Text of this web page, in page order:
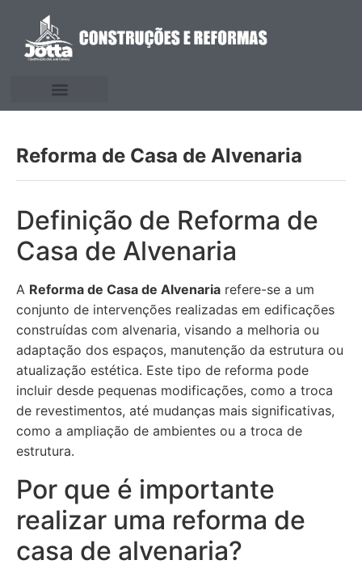
Reforma de Casa de Alvenaria
Definição de Reforma de
Casa de Alvenaria
A Reforma de Casa de Alvenaria refere-se a um
conjunto de intervenções realizadas em edificações
construídas com alvenaria, visando a melhoria ou
adaptação dos espaços, manutenção da estrutura ou
atualização estética. Este tipo de reforma pode
incluir desde pequenas modificações, como a troca
de revestimentos, até mudanças mais significativas,
como a ampliação de ambientes ou a troca de
estrutura.
Por que é importante
realizar uma reforma de
casa de alvenaria?